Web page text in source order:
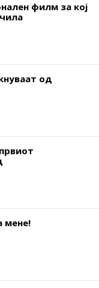
филм за кој
од
мене!